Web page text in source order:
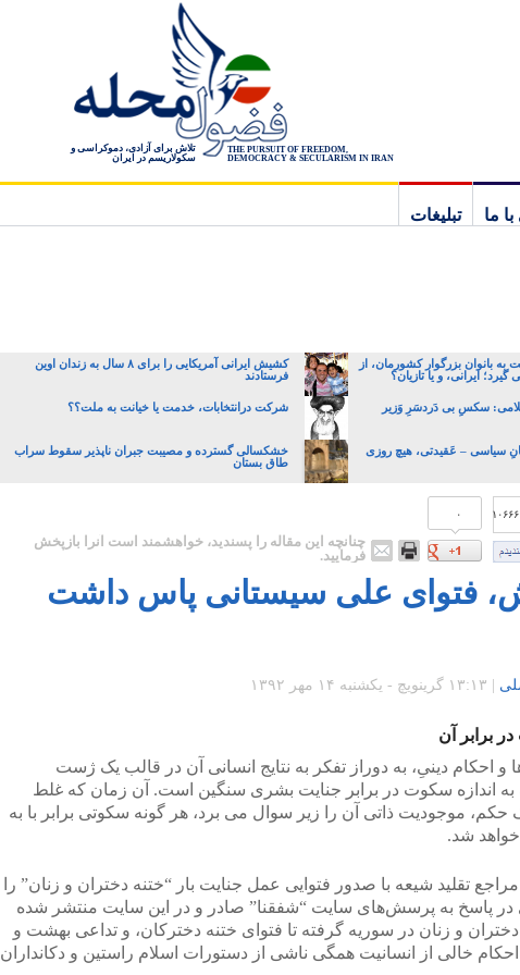
THE PURSUIT OF FREEDOM,
DEMOCRACY & SECULARISM IN IRAN
تلاش برای آزادی، دموکراسی و
سکولاریسم در ایران
ما
تبلیغات
بانوان بزرگوار کشورمان، از
ایرانی، و یا تازیان؟
کشیش ایرانی آمریکایی را برای ۸ سال به زندان اوین
فرستادند
سکسِ بی دَردسَرِ وَزیر
شرکت درانتخابات، خدمت یا خیانت به ملت؟؟
سیاسی – عَقیدتی، هیچ روزی
خشکسالی گسترده و مصیبت جبران ناپذیر سقوط سراب
طاق بستان
۰ ۱۰۶۶۶
چنانچه این مقاله را پسندید، خواهشمند است آنرا بازپخش
فرمایید.
فتوای علی سیستانی پاس داشت
۱۳:۱۳ گرينويچ - یکشنبه ۱۴ مهر ۱۳۹۲
برابر آن
دینیِ، به دوراز تفکر به نتایج انسانی‌ آن در قالب یک ژست
به اندازه سکوت در برابر جنایت بشری سنگین است. آن زمان که غلط
موجودیت ذاتی آن را زیر سوال می برد، هر گونه سکوتی برابر با به
شد.
تقلید شیعه با صدور فتوایی عمل جنایت بار “ختنه دختران و زنان” را
در پاسخ به پرسش‌های سایت “شفقنا” صادر و در این سایت منتشر شده
دختران و زنان در سوریه گرفته تا فتوای ختنه دخترکان، و تداعی بهشت و
خالی‌ از انسانیت همگی ناشی از دستورات اسلام راستین و دکانداران